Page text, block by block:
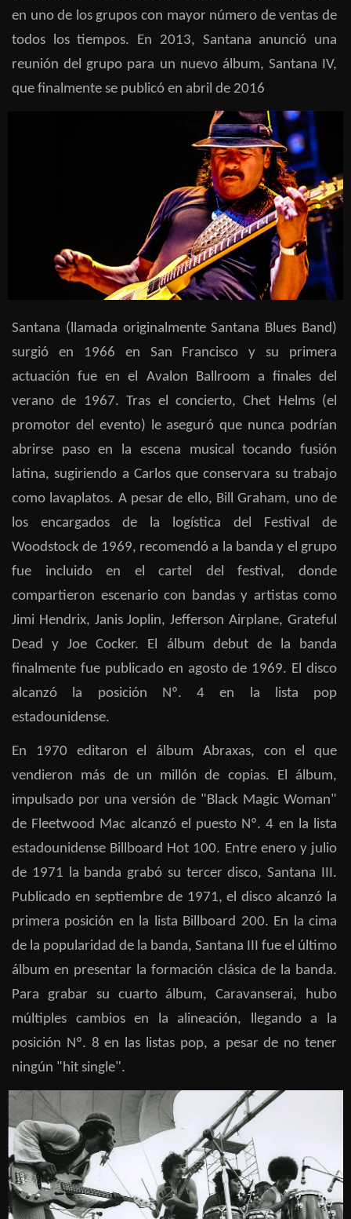
en uno de los grupos con mayor número de ventas de
todos los tiempos.​ En 2013, Santana anunció una
reunión del grupo para un nuevo álbum, Santana IV,
que finalmente se publicó en abril de 2016
Santana (llamada originalmente Santana Blues Band)
surgió en 1966 en San Francisco y su primera
actuación fue en el Avalon Ballroom a finales del
verano de 1967. Tras el concierto, Chet Helms (el
promotor del evento) le aseguró que nunca podrían
abrirse paso en la escena musical tocando fusión
latina, sugiriendo a Carlos que conservara su trabajo
como lavaplatos. A pesar de ello, Bill Graham, uno de
los encargados de la logística del Festival de
Woodstock de 1969, recomendó a la banda y el grupo
fue incluido en el cartel del festival, donde
compartieron escenario con bandas y artistas como
Jimi Hendrix, Janis Joplin, Jefferson Airplane, Grateful
Dead y Joe Cocker.​ El álbum debut de la banda
finalmente fue publicado en agosto de 1969. El disco
alcanzó la posición Nº. 4 en la lista pop
estadounidense.
En 1970 editaron el álbum Abraxas, con el que
vendieron más de un millón de copias. El álbum,
impulsado por una versión de "Black Magic Woman"
de Fleetwood Mac alcanzó el puesto Nº. 4 en la lista
estadounidense Billboard Hot 100. Entre enero y julio
de 1971 la banda grabó su tercer disco, Santana III.
Publicado en septiembre de 1971, el disco alcanzó la
primera posición en la lista Billboard 200. En la cima
de la popularidad de la banda, Santana III fue el último
álbum en presentar la formación clásica de la banda.
Para grabar su cuarto álbum, Caravanserai, hubo
múltiples cambios en la alineación, llegando a la
posición Nº. 8 en las listas pop, a pesar de no tener
ningún "hit single".